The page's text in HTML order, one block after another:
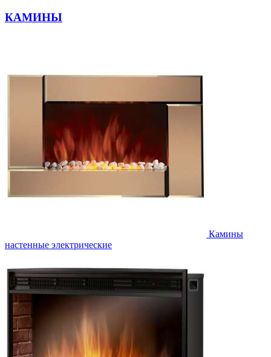
КАМИНЫ
Камины
настенные электрические